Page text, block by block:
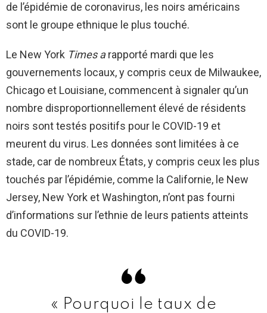
de l’épidémie de coronavirus, les noirs américains
sont le groupe ethnique le plus touché.
Le New York Times arapporté mardi que les
gouvernements locaux, y compris ceux de Milwaukee,
Chicago et Louisiane, commencent à signaler qu’un
nombre disproportionnellement élevé de résidents
noirs sont testés positifs pour le COVID-19 et
meurent du virus. Les données sont limitées à ce
stade, car de nombreux États, y compris ceux les plus
touchés par l’épidémie, comme la Californie, le New
Jersey, New York et Washington, n’ont pas fourni
d’informations sur l’ethnie de leurs patients atteints
du COVID-19.
« Pourquoi le taux de